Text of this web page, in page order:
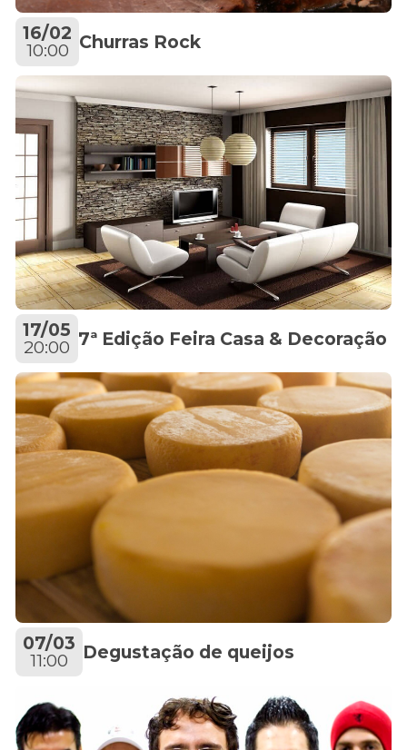
16/02
10:00 Churras Rock
17/05
20:00 7ª Edição Feira Casa & Decoração
07/03
11:00 Degustação de queijos